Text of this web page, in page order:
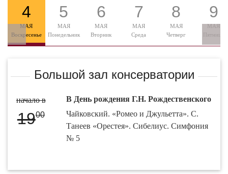
4
МАЯ
Воскресенье
5
МАЯ
Понедельник
6
МАЯ
Вторник
7
МАЯ
Среда
8
МАЯ
Четверг
9
МАЯ
Пятница
Большой зал консерватории
начало в
1900
В День рождения Г.Н. Рождественского
Чайковский. «Ромео и Джульетта». С.
Танеев «Орестея». Сибелиус. Симфония
№ 5